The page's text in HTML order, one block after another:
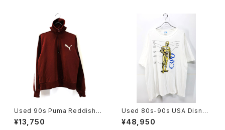
Used 90s Puma Reddish-
brown 2Tone Half Zip Jers
ey Track Top Jacket Size
¥13,750
Used 80s-90s USA Disney
STAR WARS C3PO Graphic
T-Shirt Size Free 古着
¥48,950